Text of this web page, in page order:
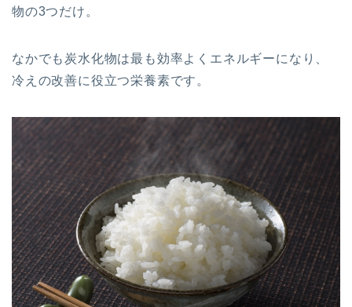
物の3つだけ。
なかでも炭水化物は最も効率よくエネルギーになり、
冷えの改善に役立つ栄養素です。